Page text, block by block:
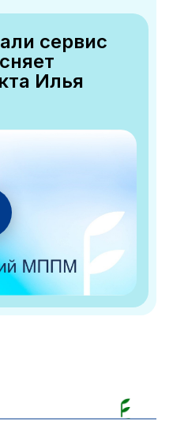
сервис
Илья